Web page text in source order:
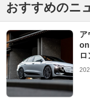
おすすめのニ
ア
on